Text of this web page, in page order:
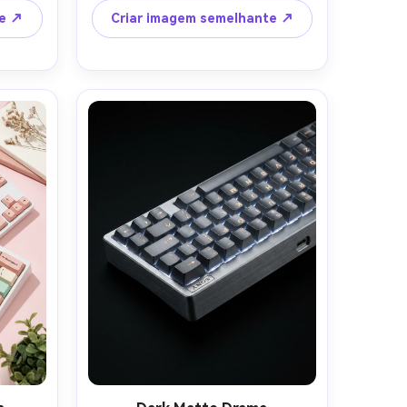
↗
enquadramento ligeiramente sincero
como se fosse tirado para
f/2.8, reflexos realistas e migalhas,
fotografia de produto de estilo de
Criar imagem semelhante ↗